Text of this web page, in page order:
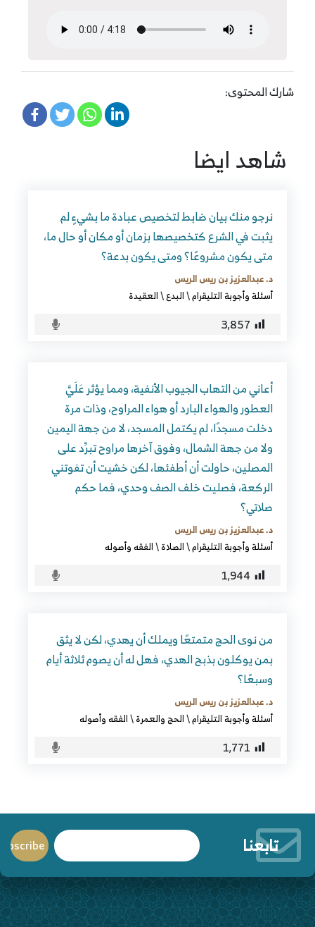
شارك المحتوى:
شاهد ايضا
نرجو منك بيان ضابط لتخصيص عبادة ما بشيءٍ لم
يثبت في الشرع كتخصيصها بزمان أو مكان أو حال ما،
متى يكون مشروعًا؟ ومتى يكون بدعة؟
د. عبدالعزيز بن ريس الريس
أسئلة وأجوبة التليقرام\البدع\العقيدة
3٬857
أعاني من التهاب الجيوب الأنفية، ومما يؤثر عَلَيَّ
العطور والهواء البارد أو هواء المراوح، وذات مرة
دخلت مسجدًا، لم يكتمل المسجد، لا من جهة اليمين
ولا من جهة الشمال، وفوق آخرها مراوح تبرِّد على
المصلين، حاولت أن أطفئها، لكن خشيت أن تفوتني
الركعة، فصليت خلف الصف وحدي، فما حكم
صلاتي؟
د. عبدالعزيز بن ريس الريس
أسئلة وأجوبة التليقرام\الصلاة\الفقه وأصوله
1٬944
من نوى الحج متمتعًا ويملك أن يهدي، لكن لا يثق
بمن يوكلون بذبح الهدي، فهل له أن يصوم ثلاثة أيام
وسبعًا؟
د. عبدالعزيز بن ريس الريس
أسئلة وأجوبة التليقرام\الحج والعمرة\الفقه وأصوله
1٬771
تابعنا